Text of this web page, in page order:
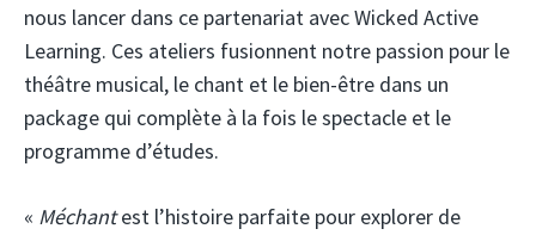
nous lancer dans ce partenariat avec Wicked Active
Learning. Ces ateliers fusionnent notre passion pour le
théâtre musical, le chant et le bien-être dans un
package qui complète à la fois le spectacle et le
programme d’études.
« Méchantest l’histoire parfaite pour explorer de